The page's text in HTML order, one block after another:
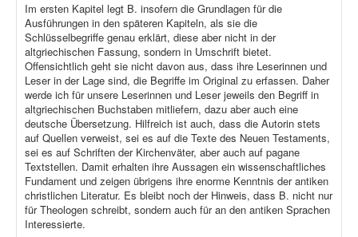
Im ersten Kapitel legt B. insofern die Grundlagen für die
Ausführungen in den späteren Kapiteln, als sie die
Schlüsselbegriffe genau erklärt, diese aber nicht in der
altgriechischen Fassung, sondern in Umschrift bietet.
Offensichtlich geht sie nicht davon aus, dass ihre Leserinnen und
Leser in der Lage sind, die Begriffe im Original zu erfassen. Daher
werde ich für unsere Leserinnen und Leser jeweils den Begriff in
altgriechischen Buchstaben mitliefern, dazu aber auch eine
deutsche Übersetzung. Hilfreich ist auch, dass die Autorin stets
auf Quellen verweist, sei es auf die Texte des Neuen Testaments,
sei es auf Schriften der Kirchenväter, aber auch auf pagane
Textstellen. Damit erhalten ihre Aussagen ein wissenschaftliches
Fundament und zeigen übrigens ihre enorme Kenntnis der antiken
christlichen Literatur. Es bleibt noch der Hinweis, dass B. nicht nur
für Theologen schreibt, sondern auch für an den antiken Sprachen
Interessierte.